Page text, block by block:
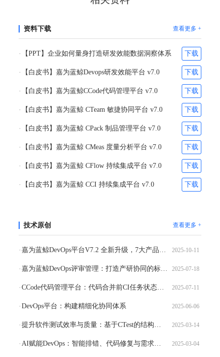
资料下载 查看更多 +
【PPT】企业如何量身打造研发效能数据洞察体系 下载
【白皮书】嘉为蓝鲸Devops研发效能平台 v7.0 下载
【白皮书】嘉为蓝鲸CCode代码管理平台 v7.0 下载
【白皮书】嘉为蓝鲸 CTeam 敏捷协同平台 v7.0 下载
【白皮书】嘉为蓝鲸 CPack 制品管理平台 v7.0 下载
【白皮书】嘉为蓝鲸 CMeas 度量分析平台 v7.0 下载
【白皮书】嘉为蓝鲸 CFlow 持续集成平台 v7.0 下载
【白皮书】嘉为蓝鲸 CCI 持续集成平台 v7.0 下载
技术原创 查看更多 +
2025-10-11
嘉为蓝鲸DevOps评审管理：打造产研协同的标准化评审体系 2025-07-18
CCode代码管理平台：代码合并前CI任务状态校验 2025-07-11
DevOps平台：构建精细化协同体系 2025-06-06
2025-03-14
AI赋能DevOps：智能排错、代码修复与需求生成，打造高效开发新范式！ 2025-03-04